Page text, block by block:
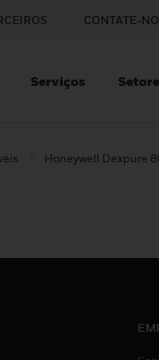
CONTATE-
Serviços
Honeywell Dexpure